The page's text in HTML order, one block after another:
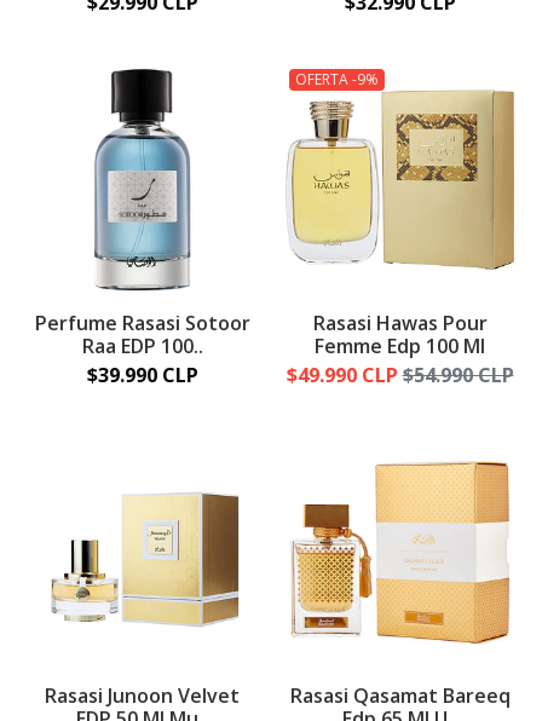
Perfume Rasasi Sotoor
Raa EDP 100..
$39.990 CLP
OFERTA -9%
Rasasi Hawas Pour
Femme Edp 100 Ml
$49.990 CLP $54.990 CLP
Rasasi Junoon Velvet
Rasasi Qasamat Bareeq